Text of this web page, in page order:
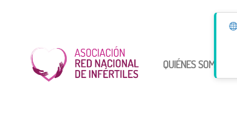
QUIÉNES SOMOS